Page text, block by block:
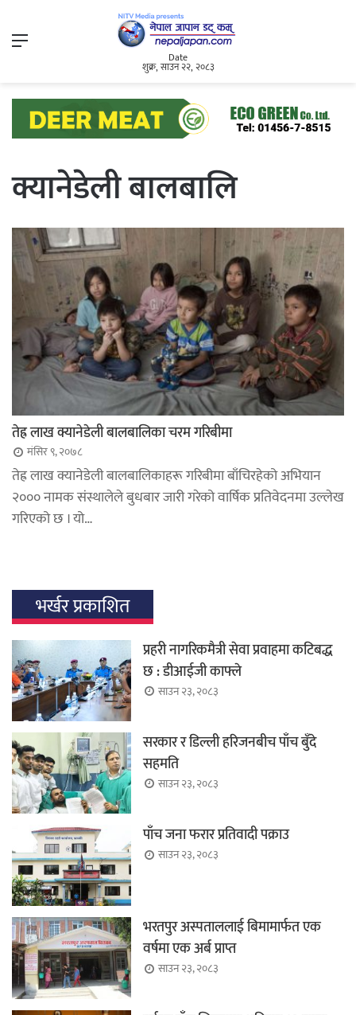
Menu
Date
शुक्र, साउन २२, २०८३
क्यानेडेली बालबालि
तेह्र लाख क्यानेडेली बालबालिका चरम गरिबीमा
मंसिर ९, २०७८
तेह्र लाख क्यानेडेली बालबालिकाहरू गरिबीमा बाँचिरहेको अभियान
२००० नामक संस्थालेले बुधबार जारी गरेको वार्षिक प्रतिवेदनमा उल्लेख
गरिएको छ । यो…
भर्खर प्रकाशित
प्रहरी नागरिकमैत्री सेवा प्रवाहमा कटिबद्ध
छ : डीआईजी काफ्ले
साउन २३, २०८३
सरकार र डिल्ली हरिजनबीच पाँच बुँदे
सहमति
साउन २३, २०८३
पाँच जना फरार प्रतिवादी पक्राउ
साउन २३, २०८३
भरतपुर अस्पताललाई बिमामार्फत एक
वर्षमा एक अर्ब प्राप्त
साउन २३, २०८३